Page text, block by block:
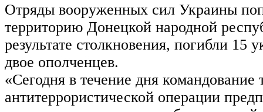
Отряды вооруженных сил Украины
территорию Донецкой народной
результате столкновения, погибли 15
двое ополченцев.
«Сегодня в течение дня командование
антитеррористической операции